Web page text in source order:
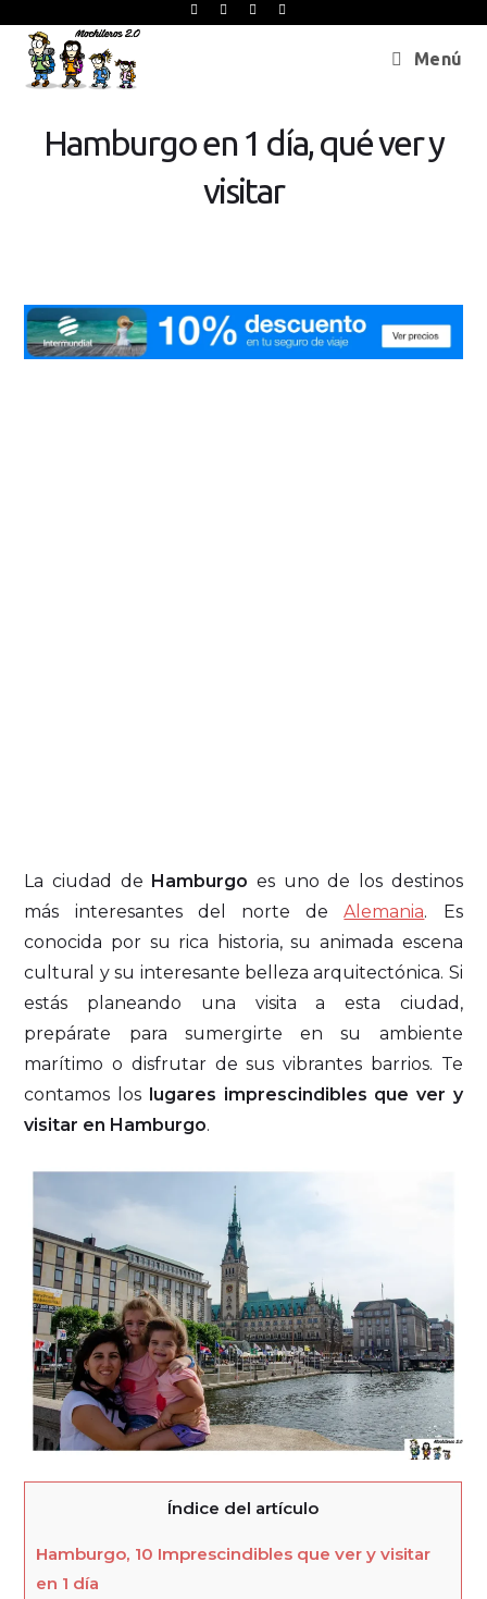
Menú
Hamburgo en 1 día, qué ver y
visitar
La ciudad de Hamburgo es uno de los destinos
más interesantes del norte deAlemania. Es
conocida por su rica historia, su animada escena
cultural y su interesante belleza arquitectónica. Si
estás planeando una visita a esta ciudad,
prepárate para sumergirte en su ambiente
marítimo o disfrutar de sus vibrantes barrios. Te
contamos los lugares imprescindibles que ver y
visitar en Hamburgo.
Índice del artículo
Hamburgo, 10 Imprescindibles que ver y visitar
en 1 día